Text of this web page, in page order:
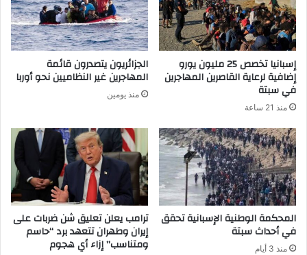
إسبانيا تخصص 25 مليون يورو
إضافية لرعاية القاصرين المهاجرين
في سبتة
منذ 21 ساعة
الجزائريون يتصدرون قائمة
المهاجرين غير النظاميين نحو أوربا
منذ يومين
المحكمة الوطنية الإسبانية تحقق
في أحداث سبتة
منذ 3 أيام
ترامب يعلن تعليق شن ضربات على
إيران وطهران تتعهد برد “حاسم
ومتناسب” إزاء أي هجوم